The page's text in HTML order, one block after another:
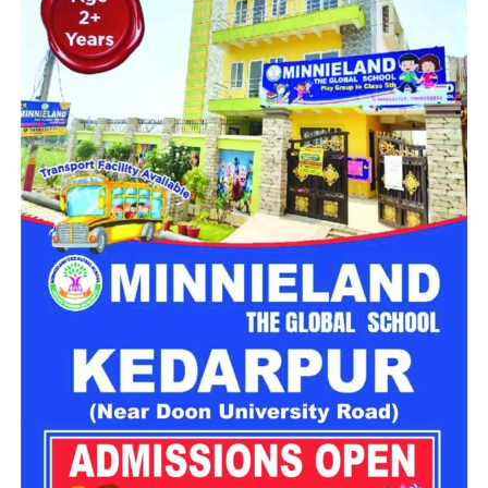
PCS इंटरव्यू
उत्तराखंड लोपर सीएस-2024 भर्ती के साक्षात्कार की डेट आ गई है। पहले
चरण के इंटरव्यू 27 जुलाई से शुरू होकर 3 सितंबर तक आयोजित किए
जाएंगे। जिन अभ्यर्थियों के दस्तावेजों का सत्यापन पूरा हो चुका है, उन्हें
पहले चरण में साक्षात्कार के लिए बुलाया जाएगा।
328 अभ्यर्थियों का होगा पहले चरण में इंटरव्यू
आयोग के सचिव अशोक कुमार पांडेय ने बताया कि लोअर पीसीएस-2024
की मुख्य परीक्षा 13 और 14 सितंबर 2024 को आयोजित की गई थी।
इसका परिणाम 27 मार्च 2025 को घोषित किया गया। इसके बाद सफल
अभ्यर्थियों के दस्तावेजों का सत्यापन 18 से 21 मई के बीच कराया गया।
328 पात्र अभ्यर्थियों को पहले चरण के लिए किया गया
सिलेक्ट
दस्तावेज सत्यापनके बाद कुल 328 पात्र अभ्यर्थियों को पहले चरण के
इंटरव्यू के लिए चयनित किया गया है। वहीं, अन्य अभ्यर्थियों के दस्तावेजों